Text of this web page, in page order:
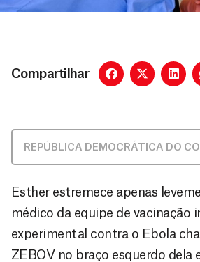
Compartilhar
REPÚBLICA DEMOCRÁTICA DO
Esther estremece apenas
médico da equipe de vacinação
experimental contra o Ebola
ZEBOV no braço esquerdo dela